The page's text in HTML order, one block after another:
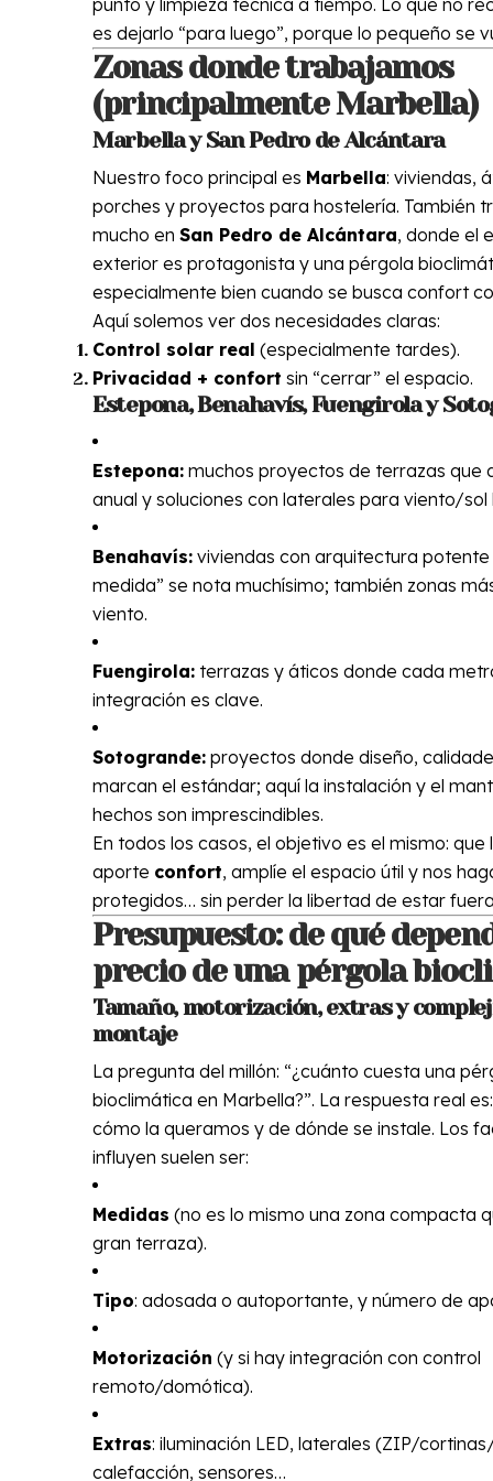
es dejarlo “para luego”, porque lo pequeño se
Zonas donde trabajamos
(principalmente Marbella)
Marbella y San Pedro de Alcántara
Nuestro foco principal es Marbella: viviendas,
porches y proyectos para hostelería. También
mucho en San Pedro de Alcántara, donde el
exterior es protagonista y una pérgola
especialmente bien cuando se busca confort
Aquí solemos ver dos necesidades claras:
Control solar real (especialmente tardes).
Privacidad + confort sin “cerrar” el espacio.
Estepona, Benahavís, Fuengirola y
Estepona: muchos proyectos de terrazas que
anual y soluciones con laterales para viento/sol
Benahavís: viviendas con arquitectura potente
medida” se nota muchísimo; también zonas
viento.
Fuengirola: terrazas y áticos donde cada
integración es clave.
Sotogrande: proyectos donde diseño,
marcan el estándar; aquí la instalación y el
hechos son imprescindibles.
En todos los casos, el objetivo es el mismo: que
aporte confort, amplíe el espacio útil y nos
protegidos… sin perder la libertad de estar
Presupuesto: de qué
precio de una pérgola
Tamaño, motorización, extras y
montaje
La pregunta del millón: “¿cuánto cuesta una
bioclimática en Marbella?”. La respuesta real
cómo la queramos y de dónde se instale. Los
influyen suelen ser:
Medidas (no es lo mismo una zona compacta
gran terraza).
Tipo: adosada o autoportante, y número de
Motorización (y si hay integración con control
remoto/domótica).
Extras: iluminación LED, laterales (ZIP/
calefacción, sensores…